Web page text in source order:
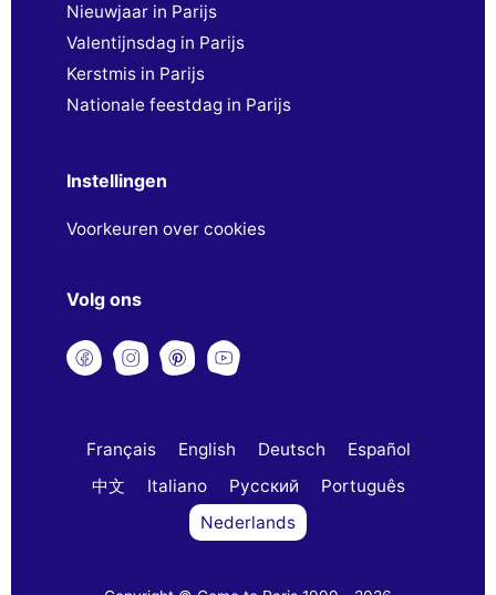
Nieuwjaar in Parijs
Valentijnsdag in Parijs
Kerstmis in Parijs
Nationale feestdag in Parijs
Instellingen
Voorkeuren over cookies
Volg ons
Français English Deutsch
Español
中文
Italiano Русский
Português
Nederlands